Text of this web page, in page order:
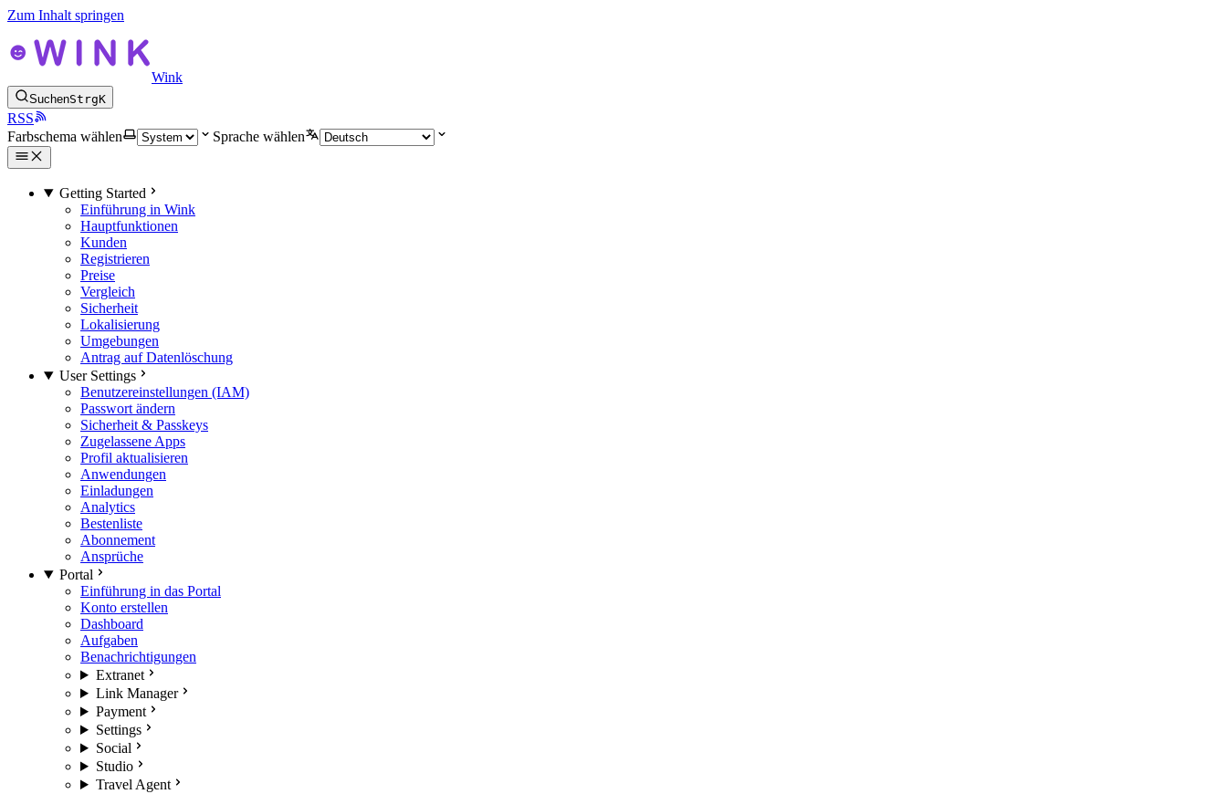
Zum Inhalt springen
Wink
SuchenStrgK
RSS
Farbschema wählen
Sprache wählen
Getting Started
Einführung in Wink
Hauptfunktionen
Kunden
Registrieren
Preise
Vergleich
Sicherheit
Lokalisierung
Umgebungen
Antrag auf Datenlöschung
User Settings
Benutzereinstellungen (IAM)
Passwort ändern
Sicherheit & Passkeys
Zugelassene Apps
Profil aktualisieren
Anwendungen
Einladungen
Analytics
Bestenliste
Abonnement
Ansprüche
Portal
Einführung in das Portal
Konto erstellen
Dashboard
Aufgaben
Benachrichtigungen
Extranet
Link Manager
Payment
Settings
Social
Studio
Travel Agent